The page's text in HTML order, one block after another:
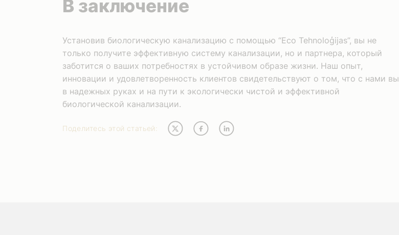
В заключение
Установив биологическую канализацию с помощью “Eco Tehnoloģijas”, вы не
только получите эффективную систему канализации, но и партнера, который
заботится о ваших потребностях в устойчивом образе жизни. Наш опыт,
инновации и удовлетворенность клиентов свидетельствуют о том, что с нами вы
в надежных руках и на пути к экологически чистой и эффективной
биологической канализации.
Поделитесь этой статьей: